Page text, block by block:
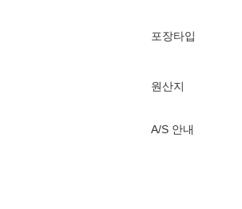
포장타입
원산지
A/S 안내